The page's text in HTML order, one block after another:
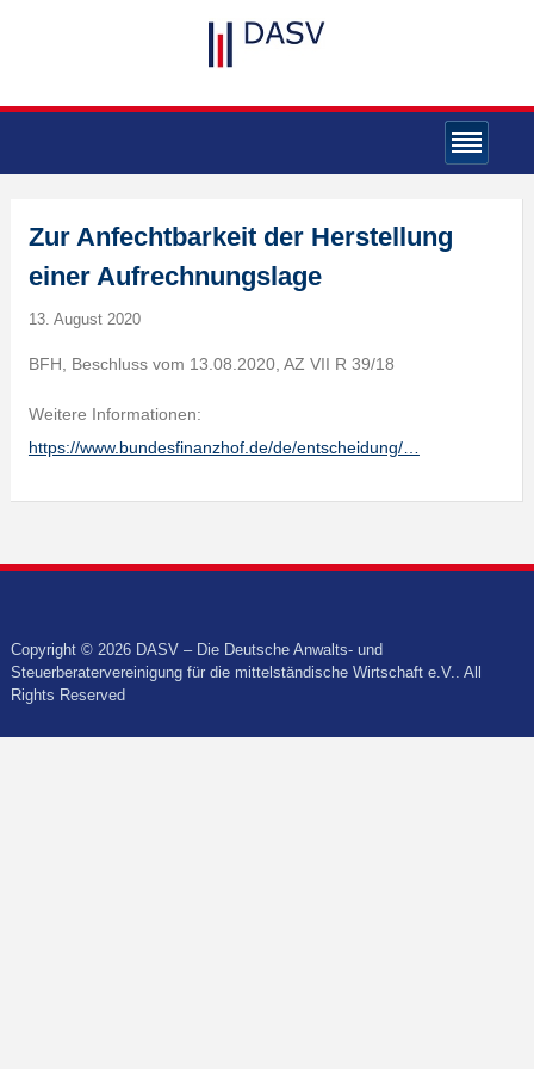
Zur Anfechtbarkeit der Herstellung
einer Aufrechnungslage
13. August 2020
BFH, Beschluss vom 13.08.2020, AZ VII R 39/18
Weitere Informationen:
https://www.bundesfinanzhof.de/de/entscheidung/…
Copyright © 2026 DASV – Die Deutsche Anwalts- und
Steuerberatervereinigung für die mittelständische Wirtschaft e.V.. All
Rights Reserved